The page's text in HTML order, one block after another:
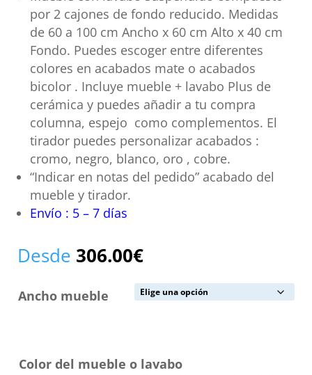
por 2 cajones de fondo reducido. Medidas
de 60 a 100 cm Ancho x 60 cm Alto x 40 cm
Fondo. Puedes escoger entre diferentes
colores en acabados mate o acabados
bicolor . Incluye mueble + lavabo Plus de
cerámica y puedes añadir a tu compra
columna, espejo como complementos. El
tirador puedes personalizar acabados :
cromo, negro, blanco, oro , cobre.
“Indicar en notas del pedido” acabado del
mueble y tirador.
Envío : 5 – 7 días
Desde 306.00€
Ancho mueble
Color del mueble o lavabo